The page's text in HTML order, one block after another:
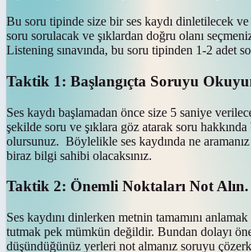
Bu soru tipinde size bir ses kaydı dinletilecek
soru sorulacak ve şıklardan doğru olanı
Listening sınavında, bu soru tipinden 1-2 adet
Taktik 1: Başlangıçta Soruyu
Ses kaydı başlamadan önce size 5 saniye
şekilde soru ve şıklara göz atarak soru
olursunuz. Böylelikle ses kaydında ne
biraz bilgi sahibi olacaksınız.
Taktik 2: Önemli Noktaları Not Alın.
Ses kaydını dinlerken metnin tamamını anlamak
tutmak pek mümkün değildir. Bundan dolayı
düşündüğünüz yerleri not almanız soruyu